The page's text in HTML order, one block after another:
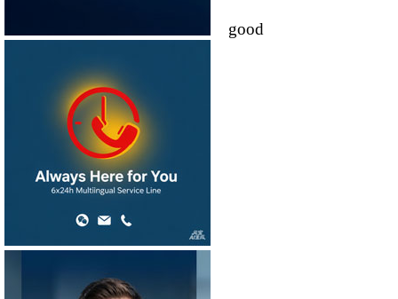
good